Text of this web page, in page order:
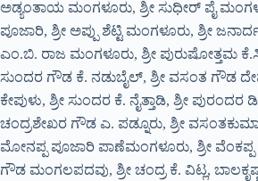
ಅಡ್ಯಂತಾಯ ಮಂಗಳೂರು, ಶ್ರೀ ಸುಧೀರ್ ಪೈ
ಪೂಜಾರಿ, ಶ್ರೀ ಅಪ್ಪು ಶೆಟ್ಟಿ ಮಂಗಳೂರು, ಶ್ರೀ
ಎಂ.ಬಿ. ರಾಜ ಮಂಗಳೂರು, ಶ್ರೀ ಪುರುಷೋತ್ತಮ ಕೆ.ಸಿ.,
ಸುಂದರ ಗೌಡ ಕೆ. ನಡುಬೈಲ್, ಶ್ರೀ ವಸಂತ ಗೌಡ
ಕೇಪುಳು, ಶ್ರೀ ಸುಂದರ ಕೆ. ನೈತ್ತಾಡಿ, ಶ್ರೀ ಪುರಂದರ
ಚಂದ್ರಶೇಖರ ಗೌಡ ಎ. ಪಡ್ನೂರು, ಶ್ರೀ
ಮೋನಪ್ಪ ಪೂಜಾರಿ ಪಾಣೆಮಂಗಳೂರು, ಶ್ರೀ ವೆಂಕಪ್ಪ
ಗೌಡ ಮಂಗಲಪದವು, ಶ್ರೀ ಚಂದ್ರ ಕೆ. ವಿಟ್ಲ, ಬಾಲಕೃಷ್ಣ